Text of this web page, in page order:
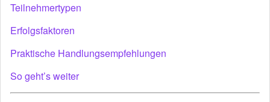
Teilnehmertypen
Erfolgsfaktoren
Praktische Handlungsempfehlungen
So geht’s weiter